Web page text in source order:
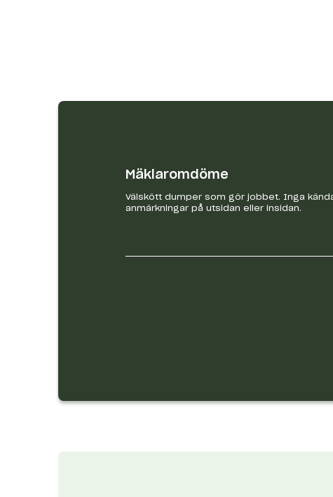
Mäklaromdöme
Välskött dumper som gör jobbet. Inga
anmärkningar på utsidan eller insidan.